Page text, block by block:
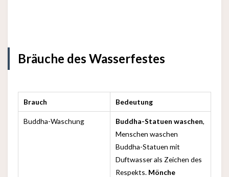
Bräuche des Wasserfestes
Brauch Bedeutung
Buddha-Waschung Buddha-Statuen waschen,
Menschen waschen
Buddha-Statuen mit
Duftwasser als Zeichen des
Respekts. Mönche